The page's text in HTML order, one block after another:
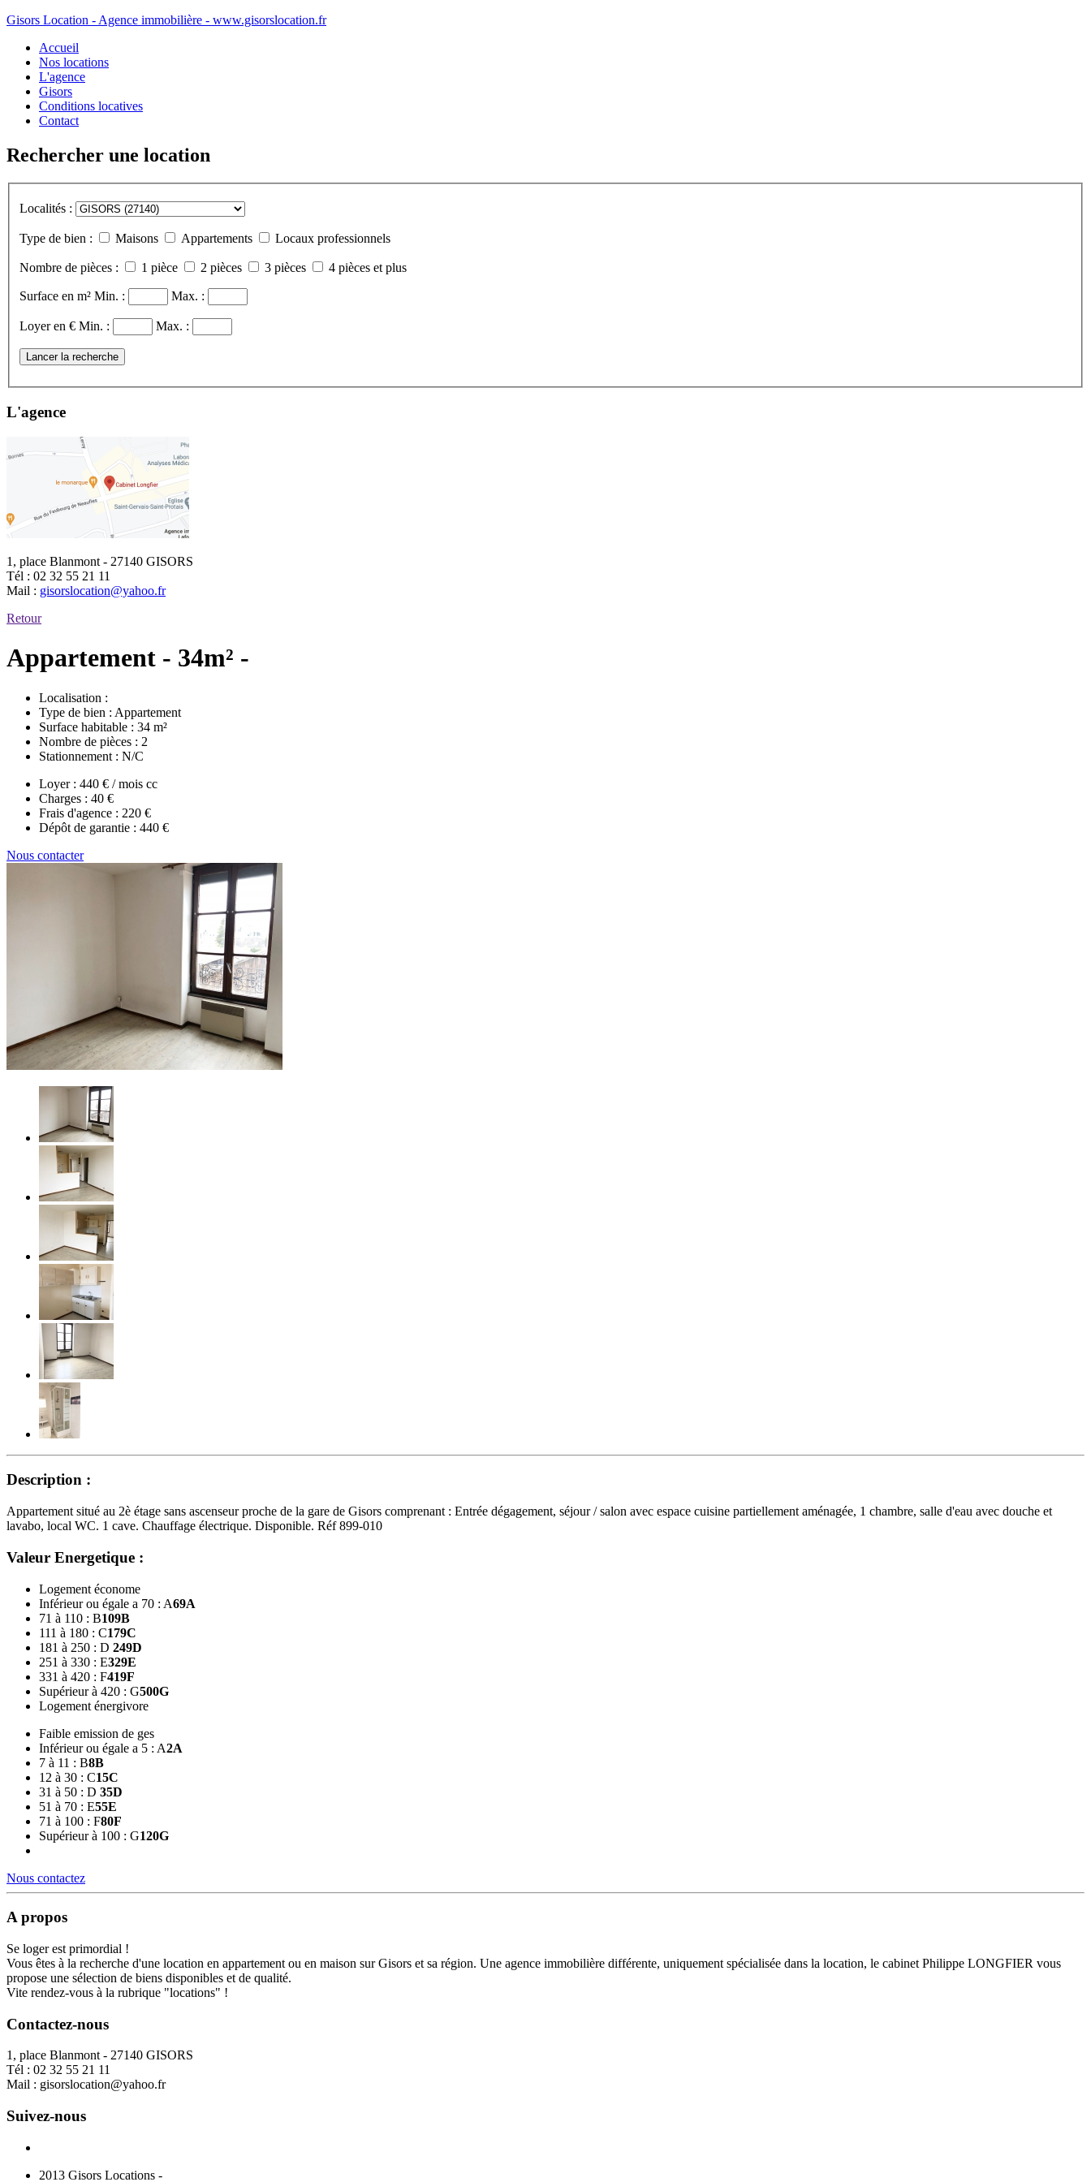
Gisors Location - Agence immobilière - www.gisorslocation.fr
Accueil
Nos locations
L'agence
Gisors
Conditions locatives
Contact
Rechercher une location
Localités :
Type de bien : Maisons Appartements Locaux professionnels
Nombre de pièces : 1 pièce 2 pièces 3 pièces 4 pièces et plus
Surface en m² Min. : Max. :
Loyer en € Min. : Max. :
Lancer la recherche
L'agence
1, place Blanmont - 27140 GISORS
Tél : 02 32 55 21 11
Mail : gisorslocation@yahoo.fr
Retour
Appartement - 34m² -
Localisation :
Type de bien : Appartement
Surface habitable : 34 m²
Nombre de pièces : 2
Stationnement : N/C
Loyer : 440 € / mois cc
Charges : 40 €
Frais d'agence : 220 €
Dépôt de garantie : 440 €
Nous contacter
Description :
Appartement situé au 2è étage sans ascenseur proche de la gare de Gisors comprenant : Entrée dégagement, séjour / salon avec espace cuisine partiellement aménagée, 1 chambre, salle d'eau avec douche et
lavabo, local WC. 1 cave. Chauffage électrique. Disponible. Réf 899-010
Valeur Energetique :
Logement économe
Inférieur ou égale a 70 : A69A
71 à 110 : B109B
111 à 180 : C179C
181 à 250 : D 249D
251 à 330 : E329E
331 à 420 : F419F
Supérieur à 420 : G500G
Logement énergivore
Faible emission de ges
Inférieur ou égale a 5 : A2A
7 à 11 : B8B
12 à 30 : C15C
31 à 50 : D 35D
51 à 70 : E55E
71 à 100 : F80F
Supérieur à 100 : G120G
Nous contactez
A propos
Se loger est primordial !
Vous êtes à la recherche d'une location en appartement ou en maison sur Gisors et sa région. Une agence immobilière différente, uniquement spécialisée dans la location, le cabinet Philippe LONGFIER vous
propose une sélection de biens disponibles et de qualité.
Vite rendez-vous à la rubrique "locations" !
Contactez-nous
1, place Blanmont - 27140 GISORS
Tél : 02 32 55 21 11
Mail : gisorslocation@yahoo.fr
Suivez-nous
2013 Gisors Locations -